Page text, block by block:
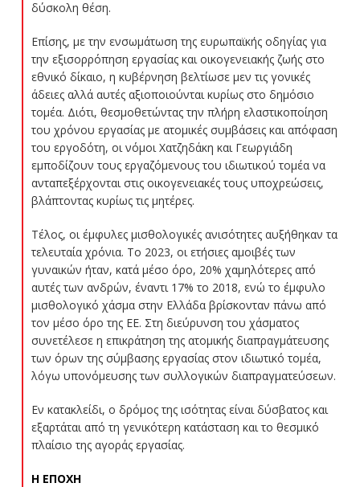
δύσκολη θέση.
Επίσης, με την ενσωμάτωση της ευρωπαϊκής οδηγίας για
την εξισορρόπηση εργασίας και οικογενειακής ζωής στο
εθνικό δίκαιο, η κυβέρνηση βελτίωσε μεν τις γονικές
άδειες αλλά αυτές αξιοποιούνται κυρίως στο δημόσιο
τομέα. Διότι, θεσμοθετώντας την πλήρη ελαστικοποίηση
του χρόνου εργασίας με ατομικές συμβάσεις και απόφαση
του εργοδότη, οι νόμοι Χατζηδάκη και Γεωργιάδη
εμποδίζουν τους εργαζόμενους του ιδιωτικού τομέα να
ανταπεξέρχονται στις οικογενειακές τους υποχρεώσεις,
βλάπτοντας κυρίως τις μητέρες.
Τέλος, οι έμφυλες μισθολογικές ανισότητες αυξήθηκαν τα
τελευταία χρόνια. Το 2023, οι ετήσιες αμοιβές των
γυναικών ήταν, κατά μέσο όρο, 20% χαμηλότερες από
αυτές των ανδρών, έναντι 17% το 2018, ενώ το έμφυλο
μισθολογικό χάσμα στην Ελλάδα βρίσκονταν πάνω από
τον μέσο όρο της ΕΕ. Στη διεύρυνση του χάσματος
συνετέλεσε η επικράτηση της ατομικής διαπραγμάτευσης
των όρων της σύμβασης εργασίας στον ιδιωτικό τομέα,
λόγω υπονόμευσης των συλλογικών διαπραγματεύσεων.
Εν κατακλείδι, ο δρόμος της ισότητας είναι δύσβατος και
εξαρτάται από τη γενικότερη κατάσταση και το θεσμικό
πλαίσιο της αγοράς εργασίας.
Η ΕΠΟΧΗ